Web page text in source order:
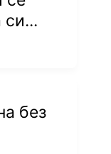
без